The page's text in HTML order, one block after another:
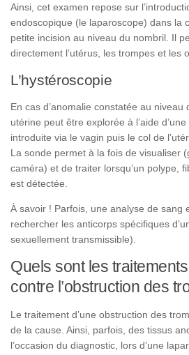
Ainsi, cet examen repose sur
endoscopique (le laparoscope) dans la
petite incision au niveau du nombril. Il
directement l’utérus, les trompes et les
L’hystéroscopie
En cas d’anomalie constatée au niveau
utérine peut être explorée à l’aide
introduite via le vagin puis le col de
La sonde permet à la fois de visualiser
caméra) et de traiter lorsqu’un polype,
est détectée.
À savoir ! Parfois, une analyse de sang
rechercher les anticorps spécifiques
sexuellement transmissible).
Quels sont les
contre l’obstruction des
Le traitement d’une obstruction des
de la cause. Ainsi, parfois, des tissus
l’occasion du diagnostic, lors d’une